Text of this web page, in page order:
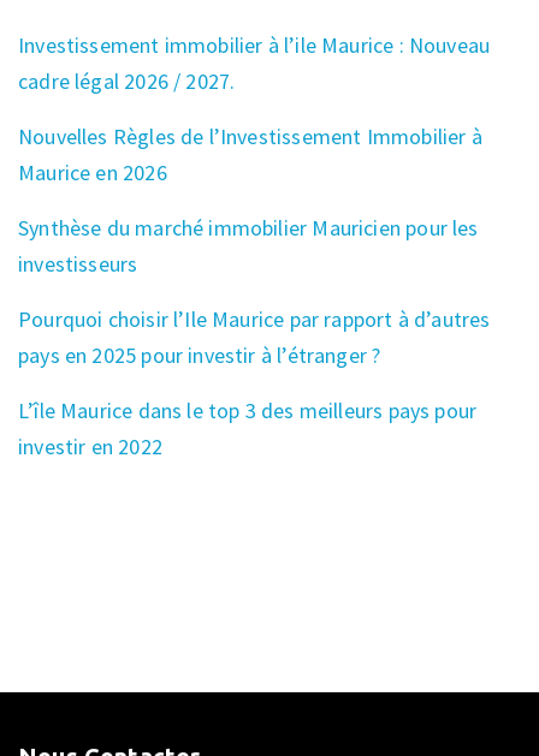
Investissement immobilier à l’ile Maurice : Nouveau
cadre légal 2026 / 2027.
Nouvelles Règles de l’Investissement Immobilier à
Maurice en 2026
Synthèse du marché immobilier Mauricien pour les
investisseurs
Pourquoi choisir l’Ile Maurice par rapport à d’autres
pays en 2025 pour investir à l’étranger ?
L’île Maurice dans le top 3 des meilleurs pays pour
investir en 2022